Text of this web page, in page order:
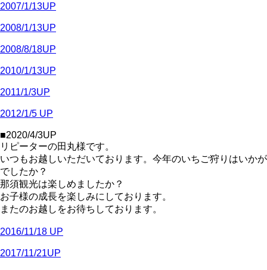
2007/1/13UP
2008/1/13UP
2008/8/18UP
2010/1/13UP
2011/1/3UP
2012/1/5 UP
■2020/4/3UP
リピーターの田丸様です。
いつもお越しいただいております。今年のいちご狩りはいかが
でしたか？
那須観光は楽しめましたか？
お子様の成長を楽しみにしております。
またのお越しをお待ちしております。
2016/11/18 UP
2017/11/21UP